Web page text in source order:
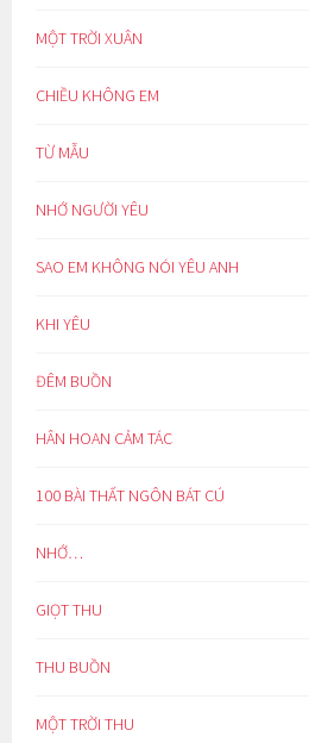
MỘT TRỜI XUÂN
CHIỀU KHÔNG EM
TỪ MẪU
NHỚ NGƯỜI YÊU
SAO EM KHÔNG NÓI YÊU ANH
KHI YÊU
ĐÊM BUỒN
HÂN HOAN CẢM TÁC
100 BÀI THẤT NGÔN BÁT CÚ
NHỚ…
GIỌT THU
THU BUỒN
MỘT TRỜI THU